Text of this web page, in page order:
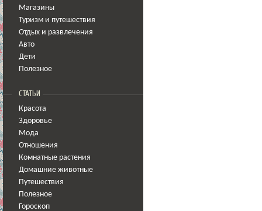
Магазины
Туризм и путешествия
Отдых и развлечения
Авто
Дети
Полезное
СТАТЬИ
Красота
Здоровье
Мода
Отношения
Комнатные растения
Домашние животные
Путешествия
Полезное
Гороскоп